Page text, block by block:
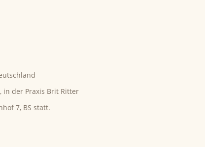
in der Praxis Brit Ritter
7, BS statt.